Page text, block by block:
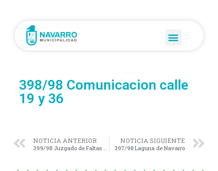
398/98 Comunicacion calle
19 y 36
NOTICIA ANTERIOR
399/98 Juzgado de Faltas Municipal
NOTICIA SIGUIENTE
397/98 Laguna de Navarro